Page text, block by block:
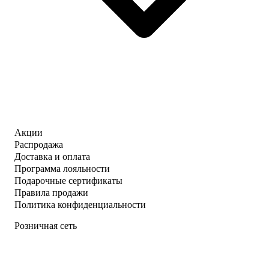
Акции
Распродажа
Доставка и оплата
Программа лояльности
Подарочные сертификаты
Правила продажи
Политика конфиденциальности
Розничная сеть